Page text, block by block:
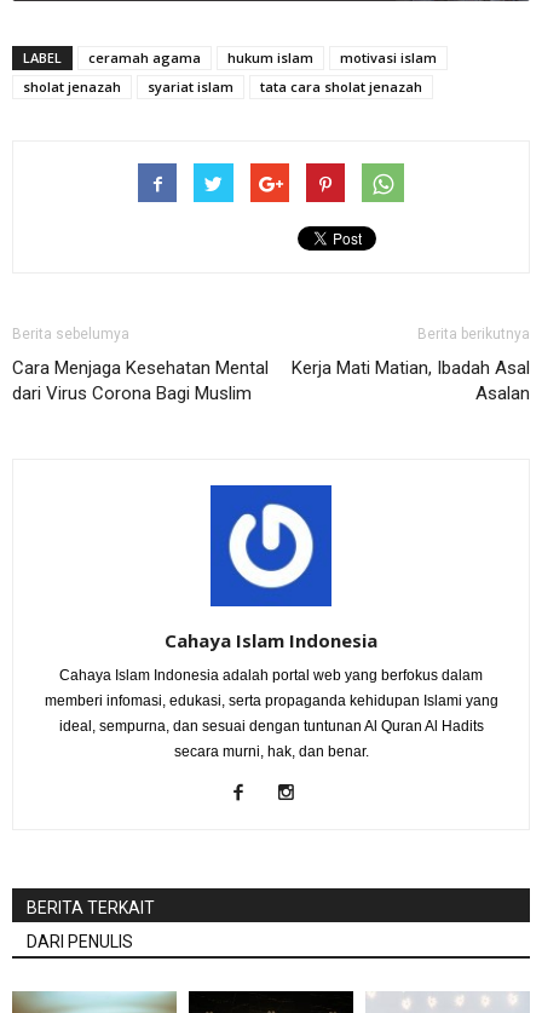
LABEL ceramah agama hukum islam
motivasi islam
sholat jenazah
syariat islam tata cara sholat jenazah
Berita sebelumya
Cara Menjaga Kesehatan Mental
dari Virus Corona Bagi Muslim
Berita berikutnya
Kerja Mati Matian, Ibadah Asal
Asalan
Cahaya Islam Indonesia
Cahaya Islam Indonesia adalah portal web yang berfokus dalam
memberi infomasi, edukasi, serta propaganda kehidupan Islami yang
ideal, sempurna, dan sesuai dengan tuntunan Al Quran Al Hadits
secara murni, hak, dan benar.
BERITA TERKAIT
DARI PENULIS